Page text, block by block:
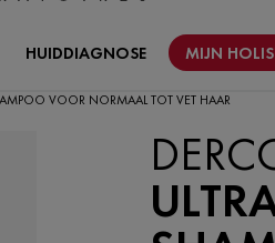
HUIDDIAGNOSE MIJN
VOOR NORMAAL TOT VET HAAR